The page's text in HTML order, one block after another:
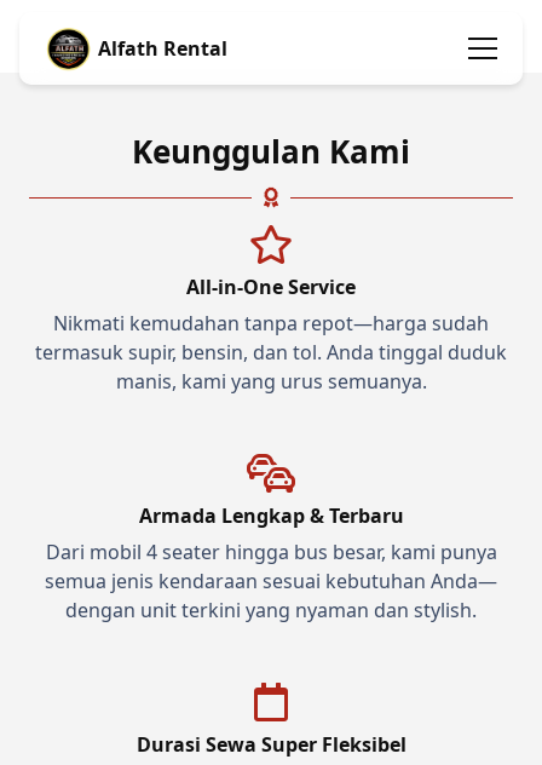
Alfath Rental
Keunggulan Kami
All-in-One Service
Nikmati kemudahan tanpa repot—harga sudah
termasuk supir, bensin, dan tol. Anda tinggal duduk
manis, kami yang urus semuanya.
Armada Lengkap & Terbaru
Dari mobil 4 seater hingga bus besar, kami punya
semua jenis kendaraan sesuai kebutuhan Anda—
dengan unit terkini yang nyaman dan stylish.
Durasi Sewa Super Fleksibel